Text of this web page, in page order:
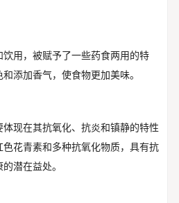
用，被赋予了一些药食两用的特
添加香气，使食物更加美味。
现在其抗氧化、抗炎和镇静的特性
色花青素和多种抗氧化物质，具有抗
潜在益处。